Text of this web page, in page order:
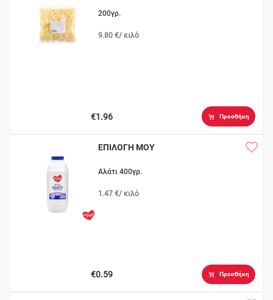
200γρ.
9.80 €/ κιλό
€1.96 Προσθήκη
ΕΠΙΛΟΓΗ ΜΟΥ
Αλάτι 400γρ.
1.47 €/ κιλό
€0.59 Προσθήκη